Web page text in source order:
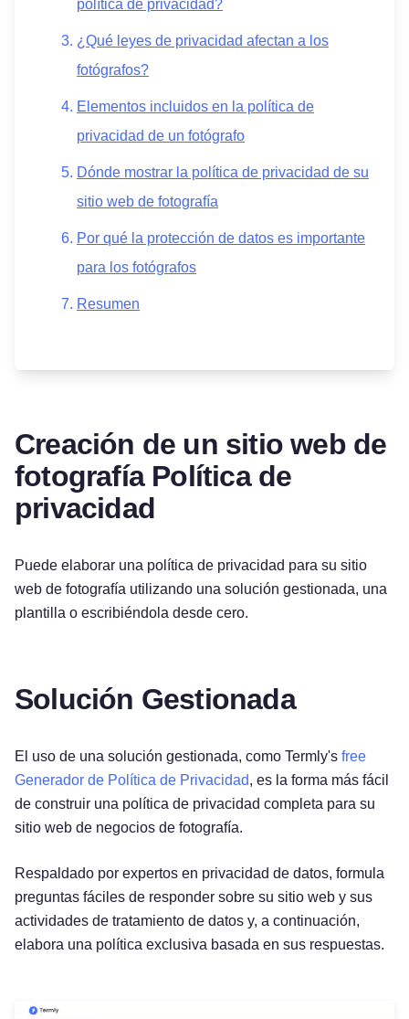
política de privacidad?
¿Qué leyes de privacidad afectan a los
fotógrafos?
Elementos incluidos en la política de
privacidad de un fotógrafo
Dónde mostrar la política de privacidad de su
sitio web de fotografía
Por qué la protección de datos es importante
para los fotógrafos
Resumen
Creación de un sitio web de
fotografía Política de
privacidad
Puede elaborar una política de privacidad para su sitio
web de fotografía utilizando una solución gestionada, una
plantilla o escribiéndola desde cero.
Solución Gestionada
El uso de una solución gestionada, como Termly's free
Generador de Política de Privacidad, es la forma más fácil
de construir una política de privacidad completa para su
sitio web de negocios de fotografía.
Respaldado por expertos en privacidad de datos, formula
preguntas fáciles de responder sobre su sitio web y sus
actividades de tratamiento de datos y, a continuación,
elabora una política exclusiva basada en sus respuestas.